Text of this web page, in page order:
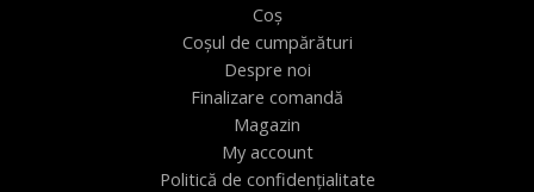
Coș
Coșul de cumpărături
Despre noi
Finalizare comandă
Magazin
My account
Politică de confidențialitate